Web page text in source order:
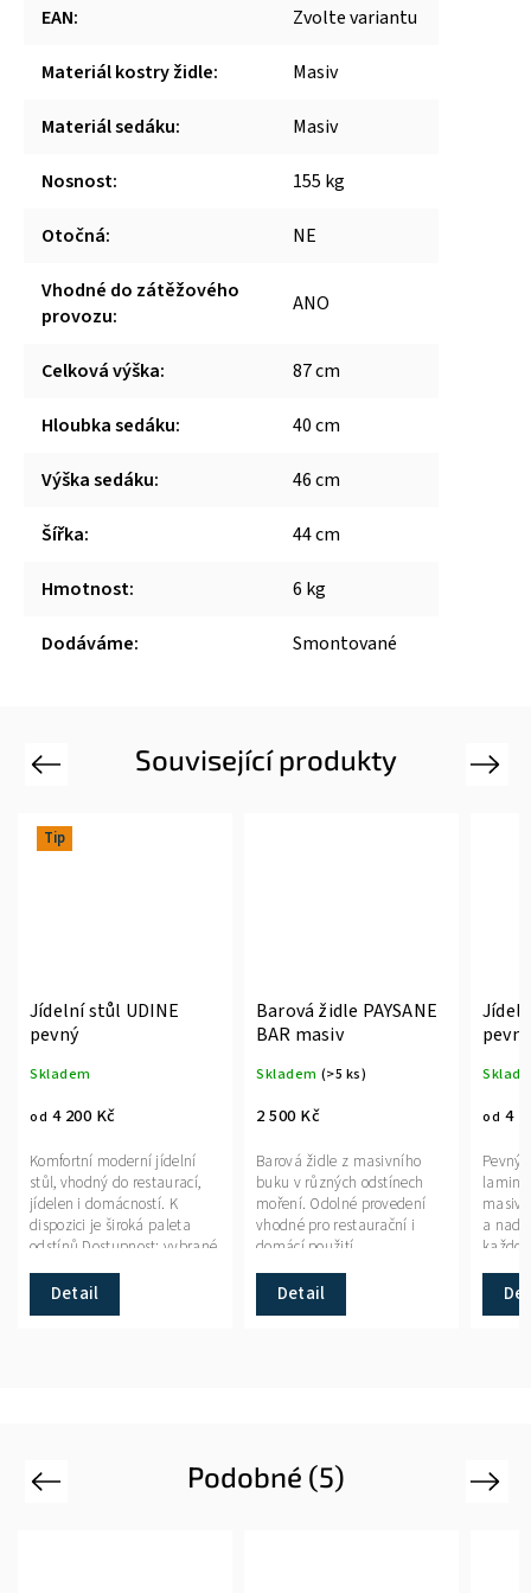
EAN: Zvolte variantu
Materiál kostry židle: Masiv
Materiál sedáku: Masiv
Nosnost: 155 kg
Otočná: NE
Vhodné do zátěžového
provozu: ANO
Celková výška: 87 cm
Hloubka sedáku: 40 cm
Výška sedáku: 46 cm
Šířka: 44 cm
Hmotnost: 6 kg
Dodáváme: Smontované
Související produkty
Previous
Tip
Jídelní stůl UDINE
pevný
Skladem
od 4 200 Kč
Detail
Komfortní moderní jídelní
stůl, vhodný do restaurací,
jídelen i domácností. K
dispozici je široká paleta
odstínů.Dostupnost: vybrané
rozměry skladem, jinak 2-5
týdnů.
Barová židle PAYSANE
BAR masiv
Skladem (>5 ks)
2 500 Kč
Detail
Barová židle z masivního
buku v různých odstínech
moření. Odolné provedení
vhodné pro restaurační i
domácí použití.
pevný
od 4
Pevný
a
Next
Podobné (5)
Previous Next